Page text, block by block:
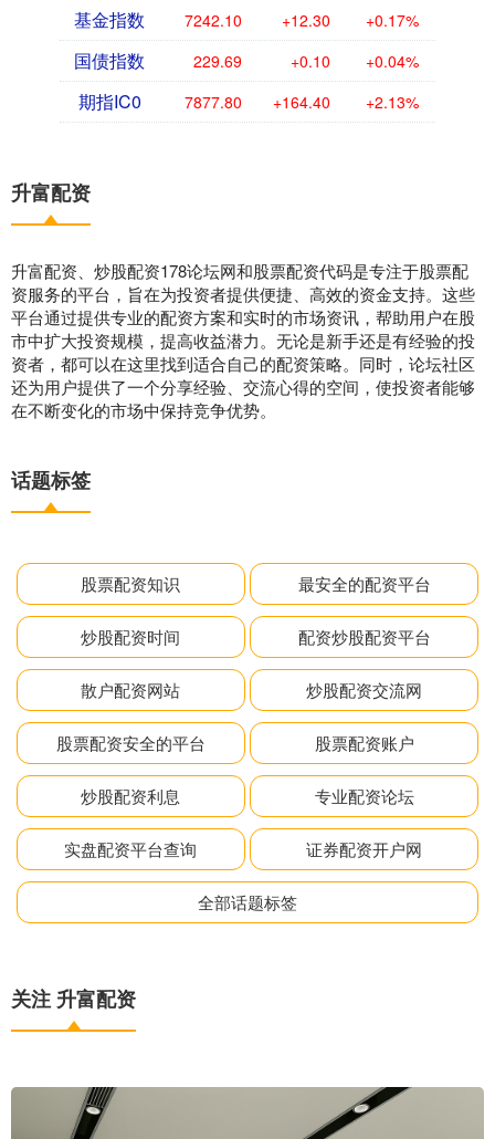
基金指数 7242.10 +12.30 +0.17%
国债指数 229.69 +0.10 +0.04%
期指IC0 7877.80 +164.40 +2.13%
升富配资
升富配资、炒股配资178论坛网和股票配资代码是专注于股票配
资服务的平台，旨在为投资者提供便捷、高效的资金支持。这些
平台通过提供专业的配资方案和实时的市场资讯，帮助用户在股
市中扩大投资规模，提高收益潜力。无论是新手还是有经验的投
资者，都可以在这里找到适合自己的配资策略。同时，论坛社区
还为用户提供了一个分享经验、交流心得的空间，使投资者能够
在不断变化的市场中保持竞争优势。
话题标签
股票配资知识 最安全的配资平台
炒股配资时间 配资炒股配资平台
散户配资网站 炒股配资交流网
股票配资安全的平台 股票配资账户
炒股配资利息 专业配资论坛
实盘配资平台查询 证券配资开户网
全部话题标签
关注 升富配资